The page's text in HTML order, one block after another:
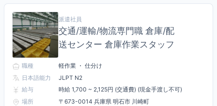
派遣社員
交通/運輸/物流専門職 倉庫/配
送センター 倉庫作業スタッフ
職種
軽作業 ・ 仕分け
日本語能力
JLPT N2
給与
時給 1,700 ~ 2,125円 (交通費) (現金手渡し不可)
場所
〒673-0014 兵庫県 明石市 川崎町